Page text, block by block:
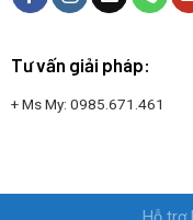
Tư vấn giải pháp:
+ Ms My: 0985.671.461